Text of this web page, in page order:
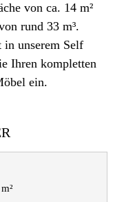
von ca. 14 m²
rund 33 m³.
in unserem Self
Ihren kompletten
ein.